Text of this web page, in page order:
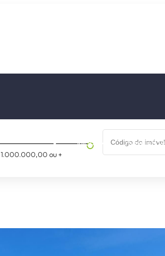
Início Imóveis a
1.000.000,00 ou +